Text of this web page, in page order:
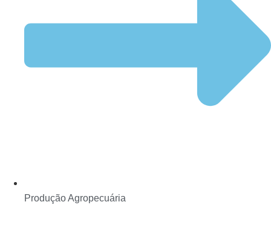
Produção Agropecuária